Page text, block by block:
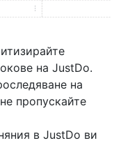
на JustDo.
на
пропускайте
в JustDo ви